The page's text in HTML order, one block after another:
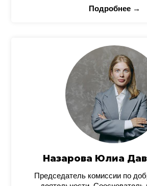
Подробнее →
Назарова Юлиа
Председатель комиссии по